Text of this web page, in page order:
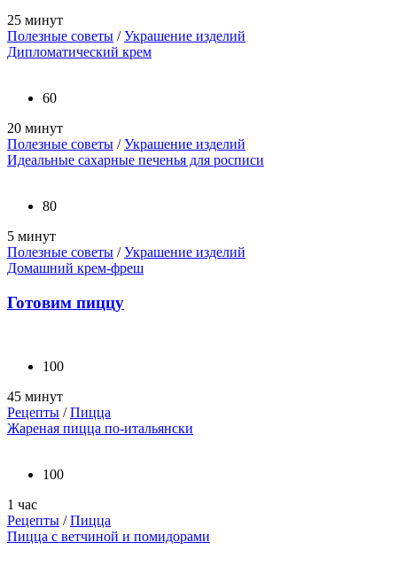
25 минут
Полезные советы /Украшение изделий
Дипломатический крем
60
20 минут
Полезные советы /Украшение изделий
Идеальные сахарные печенья для росписи
80
5 минут
Полезные советы /Украшение изделий
Домашний крем-фреш
Готовим пиццу
100
45 минут
Рецепты /Пицца
Жареная пицца по-итальянски
100
1 час
Рецепты /Пицца
Пицца с ветчиной и помидорами